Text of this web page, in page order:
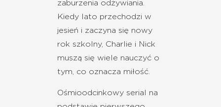
zaburzenia odżywiania.
Kiedy lato przechodzi w
jesień i zaczyna się nowy
rok szkolny, Charlie i Nick
muszą się wiele nauczyć o
tym, co oznacza miłość.
Ośmioodcinkowy serial na